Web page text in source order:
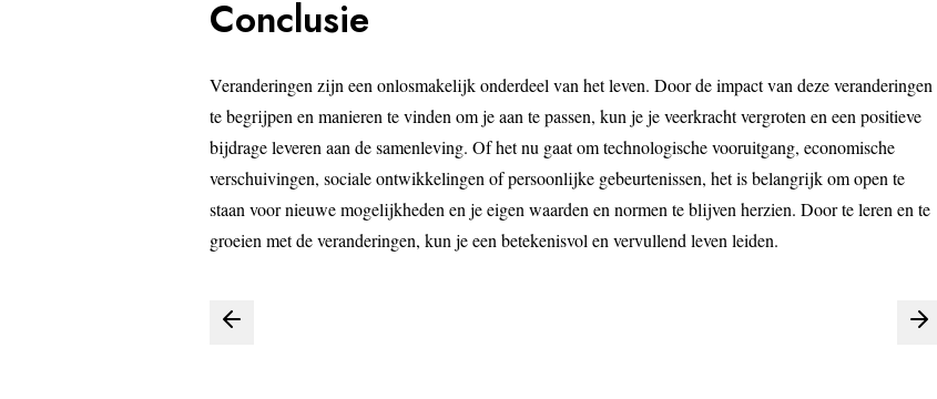
Conclusie
Veranderingen zijn een onlosmakelijk onderdeel van het leven. Door de impact van deze veranderingen
te begrijpen en manieren te vinden om je aan te passen, kun je je veerkracht vergroten en een positieve
bijdrage leveren aan de samenleving. Of het nu gaat om technologische vooruitgang, economische
verschuivingen, sociale ontwikkelingen of persoonlijke gebeurtenissen, het is belangrijk om open te
staan voor nieuwe mogelijkheden en je eigen waarden en normen te blijven herzien. Door te leren en te
groeien met de veranderingen, kun je een betekenisvol en vervullend leven leiden.
Bericht